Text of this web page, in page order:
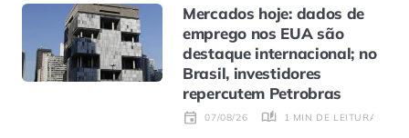
Mercados hoje: dados de
emprego nos EUA são
destaque internacional; no
Brasil, investidores
repercutem Petrobras
07/08/26 1 MIN DE LEITURA